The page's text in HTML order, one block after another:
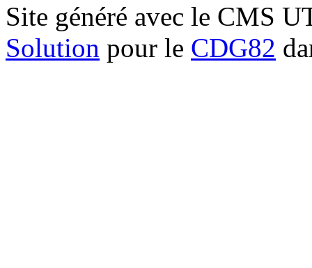
Site généré avec le CMS
Solution pour le CDG82